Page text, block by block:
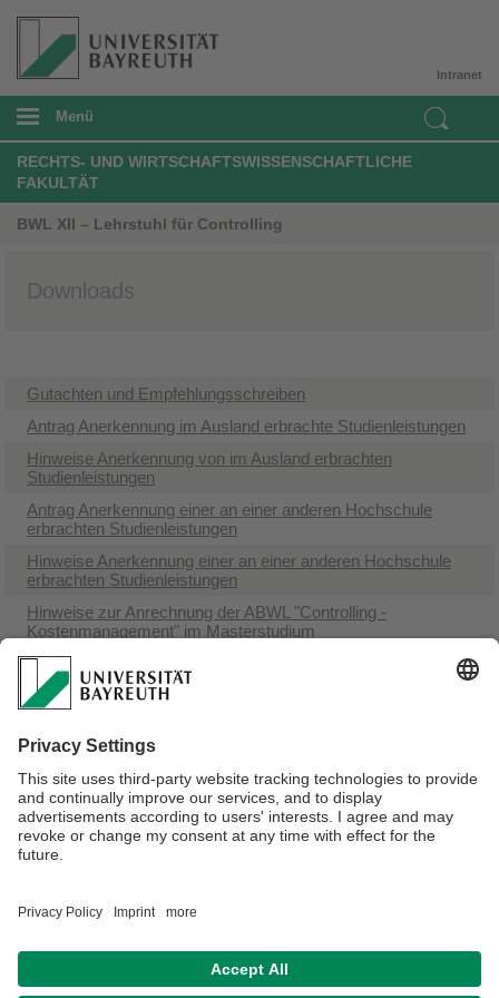
Intranet
Menü
RECHTS- UND WIRTSCHAFTSWISSENSCHAFTLICHE
FAKULTÄT
BWL XII – Lehrstuhl für Controlling
Downloads
Gutachten und Empfehlungsschreiben
Antrag Anerkennung im Ausland erbrachte Studienleistungen
Hinweise Anerkennung von im Ausland erbrachten
Studienleistungen
Antrag Anerkennung einer an einer anderen Hochschule
erbrachten Studienleistungen
Hinweise Anerkennung einer an einer anderen Hochschule
erbrachten Studienleistungen
Hinweise zur Anrechnung der ABWL "Controlling -
Kostenmanagement" im Masterstudium
"Controlling - Kostenmanagement": Anmeldung einer
Fallstudie
Hinweise zur Anrechnung der Spezialisierung "Konzepte und
einer Fallstudie